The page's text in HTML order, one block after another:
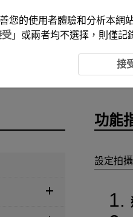
功能
設定拍
您的使用者體驗和分析本
受 」或兩者均不選擇，則僅記
接